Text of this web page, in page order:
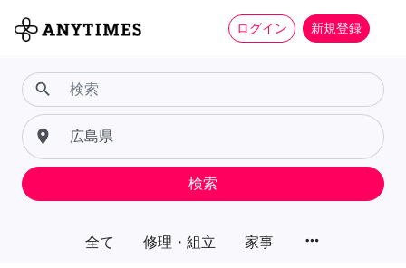
ログイン 新規登録
全て 修理・組立 家事 more_horiz
search
place
検索